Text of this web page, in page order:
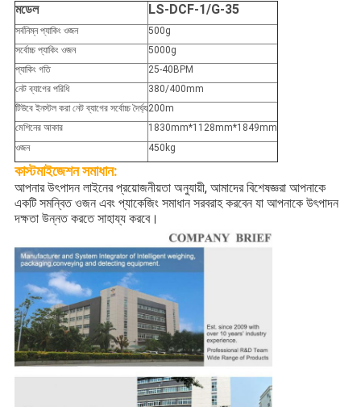
মডেল LS-DCF-1/G-35
সর্বনিম্ন প্যাকিং ওজন
500g
সর্বোচ্চ প্যাকিং ওজন
5000g
প্যাকিং গতি
25-40BPM
নেট ব্যাগের পরিধি
380/400mm
টিউবে ইনস্টল করা নেট ব্যাগের সর্বোচ্চ দৈর্ঘ্য200m
মেশিনের আকার
1830mm*1128mm*1849mm
ওজন
450kg
কাস্টমাইজেশনসমাধান:
আপনার উৎপাদন লাইনের প্রয়োজনীয়তা অনুযায়ী, আমাদের বিশেষজ্ঞরা আপনাকে
একটি সমন্বিত ওজন এবং প্যাকেজিং সমাধান সরবরাহ করবেন যা আপনাকে উৎপাদন
দক্ষতা উন্নত করতে সাহায্য করবে।